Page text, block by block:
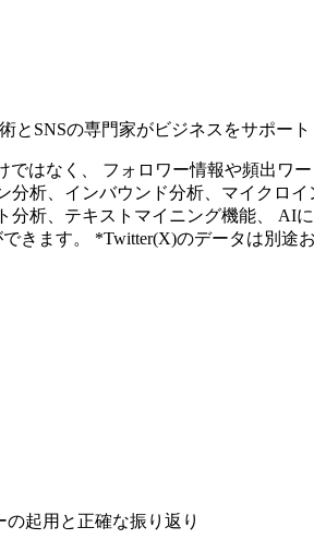
とSNSの専門家がビジネスをサポート
ではなく、 フォロワー情報や頻出
析、インバウンド分析、マイクロ
析、テキストマイニング機能、 AI
きます。 *Twitter(X)のデータは別途
起用と正確な振り返り